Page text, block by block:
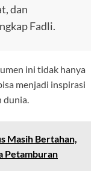
dan
Fadli.
ini tidak hanya
menjadi inspirasi
dunia.
Masih Bertahan,
Petamburan